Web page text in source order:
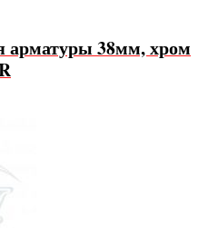
арматуры 38мм, хром